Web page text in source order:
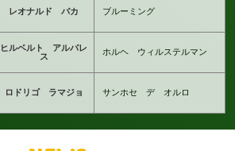
レオナルド バカ ブルーミング
ヒルベルト アルバレ
ス
ホルヘ ウィルステルマン
ロドリゴ ラマジョ サンホセ デ オルロ